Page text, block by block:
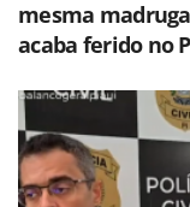
mesma
acaba ferido no